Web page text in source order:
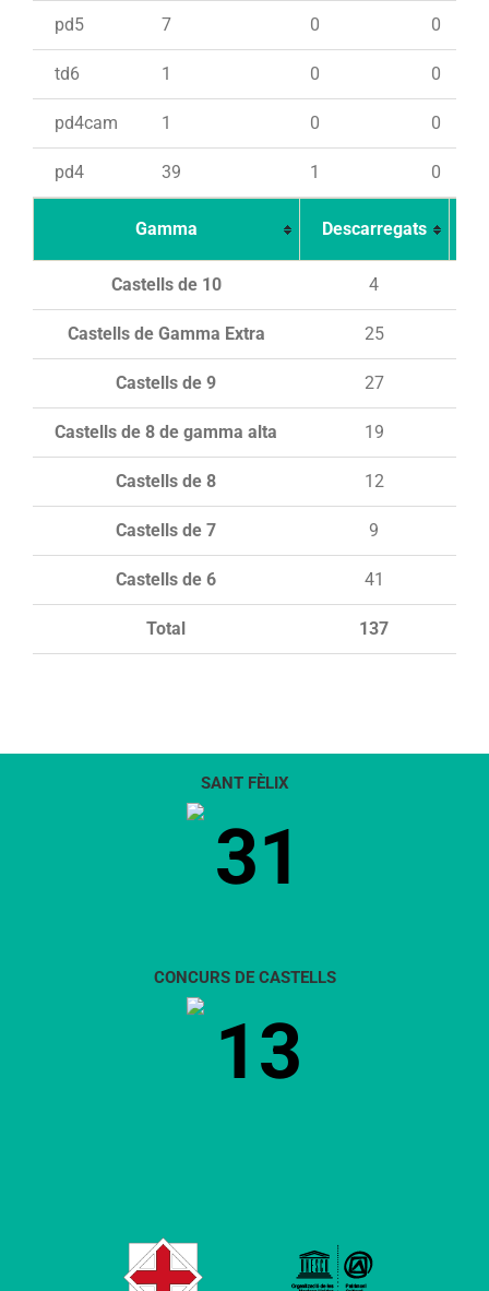
pd5 7 0 0
td6 1 0 0
pd4cam 1 0 0
pd4 39 1 0
Gamma Descarregats
Total 137
Castells de 10 4
Castells de Gamma Extra 25
Castells de 9 27
Castells de 8 de gamma alta 19
Castells de 8 12
Castells de 7 9
Castells de 6 41
SANT FÈLIX
31
CONCURS DE CASTELLS
13